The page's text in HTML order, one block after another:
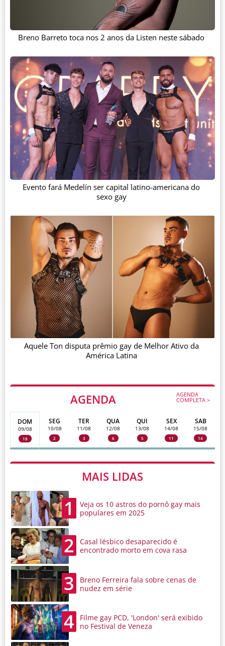
AGENDA AGENDA
COMPLETA >
DOM
09/08
18
SEG
10/08
2
TER
11/08
3
QUA
12/08
6
QUI
13/08
5
SEX
14/08
11
SAB
15/08
14
MAIS LIDAS
1
Veja os 10 astros do pornô gay mais
populares em 2025
2
Casal lésbico desaparecido é
encontrado morto em cova rasa
3
Breno Ferreira fala sobre cenas de
nudez em série
4
Filme gay PCD, 'London' será exibido
no Festival de Veneza
Breno Barreto toca nos 2 anos da Listen neste sábado
Evento fará Medelín ser capital latino-americana do
sexo gay
Aquele Ton disputa prêmio gay de Melhor Ativo da
América Latina